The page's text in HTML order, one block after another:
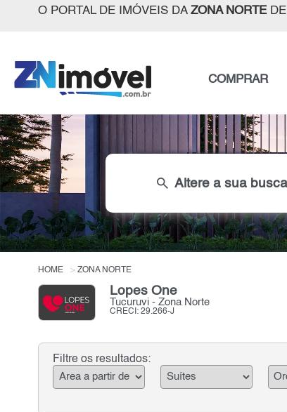
O PORTAL DE IMÓVEIS DA ZONA NORTEDE
COMPRAR
search Altere a sua busca
HOME ZONA NORTE
Lopes One
Tucuruvi - Zona Norte
CRECI: 29.266-J
Filtre os resultados: